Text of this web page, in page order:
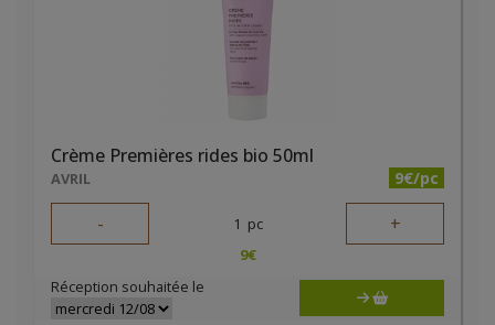
Crème Premières rides bio 50ml
AVRIL 9€/pc
- 1 pc +
9€
Réception souhaitée le